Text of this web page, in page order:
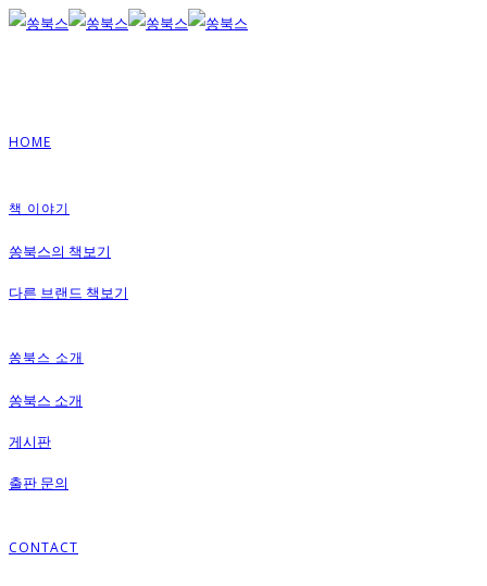
HOME
책 이야기
쏭북스의 책보기
다른 브랜드 책보기
쏭북스 소개
쏭북스 소개
게시판
출판 문의
CONTACT